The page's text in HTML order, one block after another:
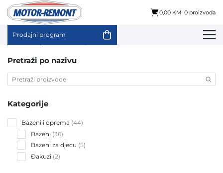
0,00 KM 0 proizvoda
Prodajni program
Početna / Brendovi / Intex
Pretraži po nazivu
Kategorije
Bazeni i oprema 4444
Bazeni 3636
products
Bazeni za djecu 55
Đakuzi 22